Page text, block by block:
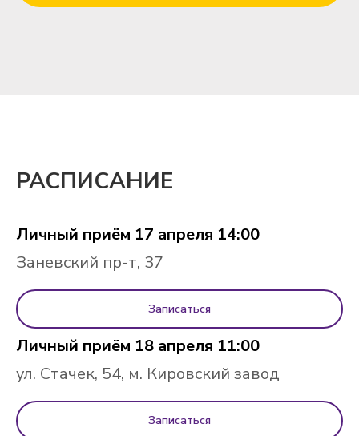
РАСПИСАНИЕ
Личный приём 17 апреля 14:00
Заневский пр-т, 37
Записаться
Личный приём 18 апреля 11:00
ул. Стачек, 54, м. Кировский завод
Записаться